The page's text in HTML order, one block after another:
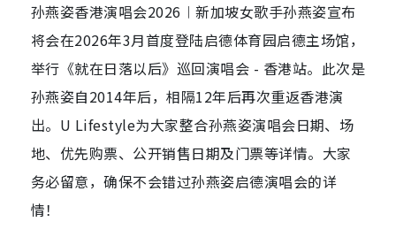
孙燕姿香港演唱会2026︱新加坡女歌手孙燕姿宣布
将会在2026年3月首度登陆启德体育园启德主场馆，
举行《就在日落以后》巡回演唱会 - 香港站。此次是
孙燕姿自2014年后，相隔12年后再次重返香港演
出。U Lifestyle为大家整合孙燕姿演唱会日期、场
地、优先购票、公开销售日期及门票等详情。大家
务必留意，确保不会错过孙燕姿启德演唱会的详
情！